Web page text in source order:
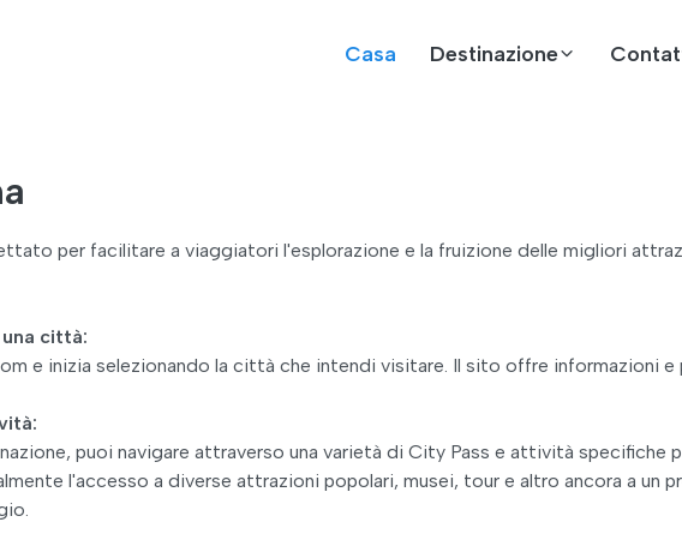
Casa Destinazione
per facilitare a viaggiatori l'esplorazione e la fruizione delle migliori
una città:
e inizia selezionando la città che intendi visitare. Il sito offre informazioni
puoi navigare attraverso una varietà di City Pass e attività specifiche
l'accesso a diverse attrazioni popolari, musei, tour e altro ancora a